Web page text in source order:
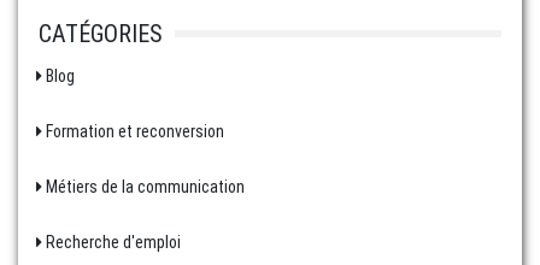
CATÉGORIES
Blog
Formation et reconversion
Métiers de la communication
Recherche d'emploi